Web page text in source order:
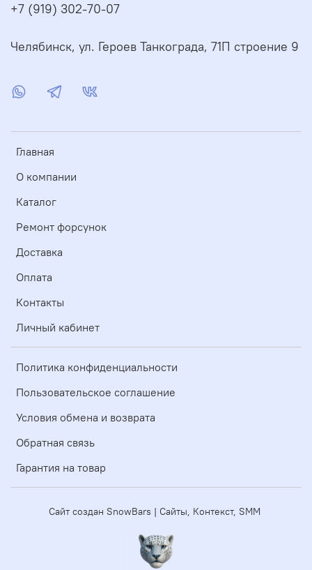
Главная
О компании
Каталог
Ремонт форсунок
Доставка
Оплата
Контакты
Личный кабинет
Политика конфиденциальности
Пользовательское соглашение
Условия обмена и возврата
Обратная связь
Гарантия на товар
+7 (919) 302-70-07
Челябинск, ул. Героев Танкограда, 71П строение 9
Сайт создан SnowBars | Сайты, Контекст, SMM